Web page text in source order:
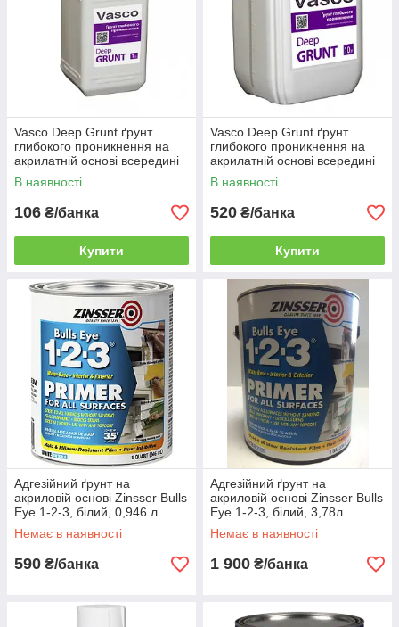
Vasco Deep Grunt ґрунт
глибокого проникнення на
акрилатній основі всередині
та зовні 1 л
В наявності
106 ₴/банка
Купити
Vasco Deep Grunt ґрунт
глибокого проникнення на
акрилатній основі всередині
та зовні 10 л
В наявності
520 ₴/банка
Купити
Адгезійний ґрунт на
акриловій основі Zinsser Bulls
Eye 1-2-3, білий, 0,946 л
Немає в наявності
590 ₴/банка
Адгезійний ґрунт на
акриловій основі Zinsser Bulls
Eye 1-2-3, білий, 3,78л
Немає в наявності
1 900 ₴/банка